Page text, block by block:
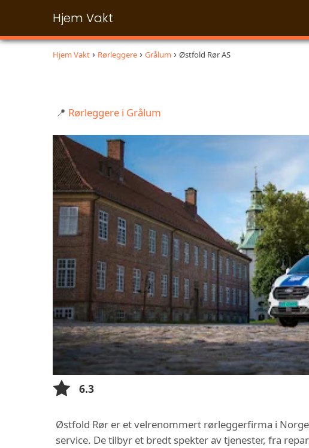
Hjem Vakt
Hjem Vakt Rørleggere Grålum Østfold Rør AS
📍 Rørleggere i Grålum
6.3
Østfold Rør er et velrenommert rørleggerfirma i
service. De tilbyr et bredt spekter av tjenester, fra